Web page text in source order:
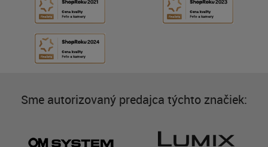
Sme autorizovaný predajca týchto značiek: